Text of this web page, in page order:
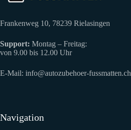
Frankenweg 10, 78239 Rielasingen
Support: Montag – Freitag:
von 9.00 bis 12.00 Uhr
E-Mail: info@autozubehoer-fussmatten.ch
Navigation